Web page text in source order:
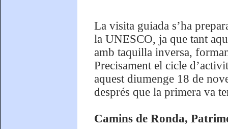
La visita guiada s’ha
la UNESCO, ja que tant
amb taquilla inversa,
Precisament el cicle
aquest diumenge 18 de
després que la primera va
Camins de Ronda,